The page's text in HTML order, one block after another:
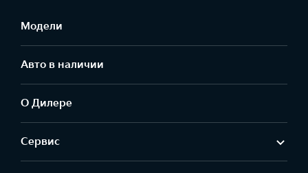
Модели
Авто в наличии
О Дилере
Сервис